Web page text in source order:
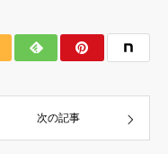
次の記事